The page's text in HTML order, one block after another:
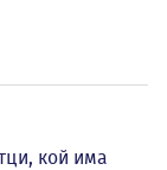
кой има